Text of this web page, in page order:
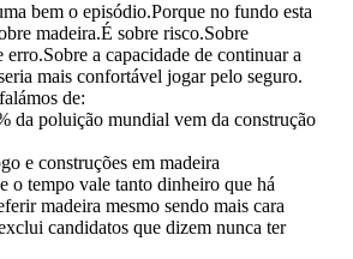
bem o episódio.Porque no fundo esta
madeira.É sobre risco.Sobre
erro.Sobre a capacidade de continuar a
mais confortável jogar pelo seguro.
de:
da poluição mundial vem da construção
e construções em madeira
o tempo vale tanto dinheiro que há
madeira mesmo sendo mais cara
candidatos que dizem nunca ter